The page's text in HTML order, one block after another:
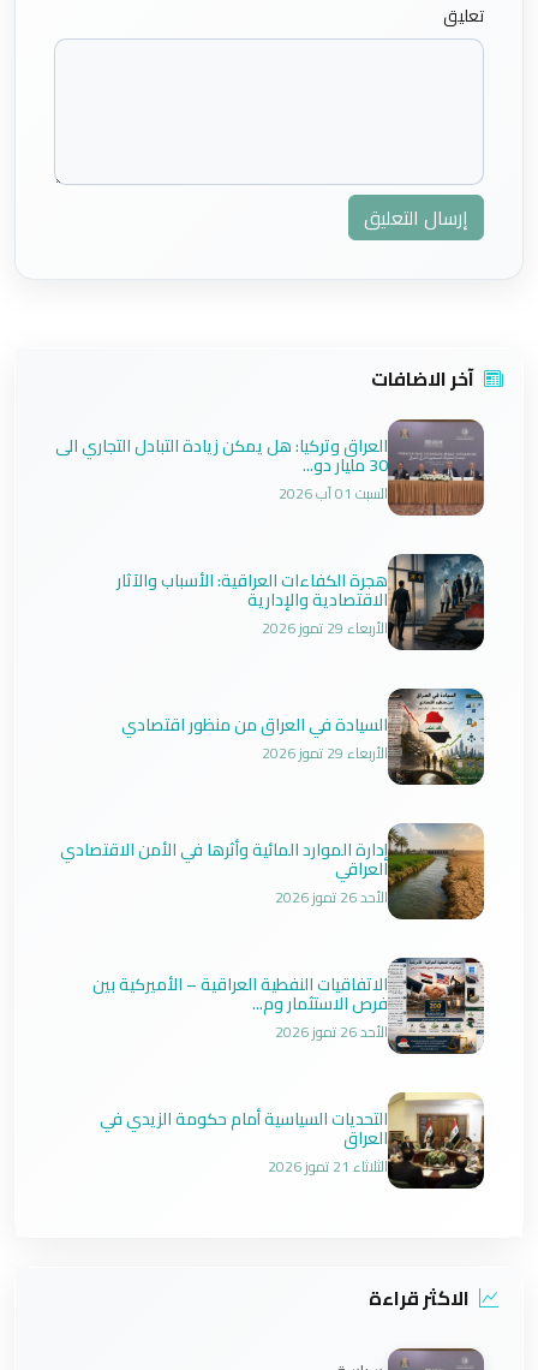
تعليق
إرسال التعليق
آخر الاضافات
العراق وتركيا: هل يمكن زيادة التبادل التجاري الى
30 مليار دو...
السبت 01 آب 2026
هجرة الكفاءات العراقية: الأسباب والآثار
الاقتصادية والإدارية
الأربعاء 29 تموز 2026
السيادة في العراق من منظور اقتصادي
الأربعاء 29 تموز 2026
إدارة الموارد المائية وأثرها في الأمن الاقتصادي
العراقي
الأحد 26 تموز 2026
الاتفاقيات النفطية العراقية – الأميركية بين
فرص الاستثمار وم...
الأحد 26 تموز 2026
التحديات السياسية أمام حكومة الزيدي في
العراق
الثلاثاء 21 تموز 2026
الاكثر قراءة